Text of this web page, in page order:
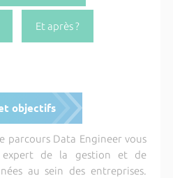
Et après ?
objectifs
parcours Data Engineer vous
de la gestion et de
au sein des entreprises.